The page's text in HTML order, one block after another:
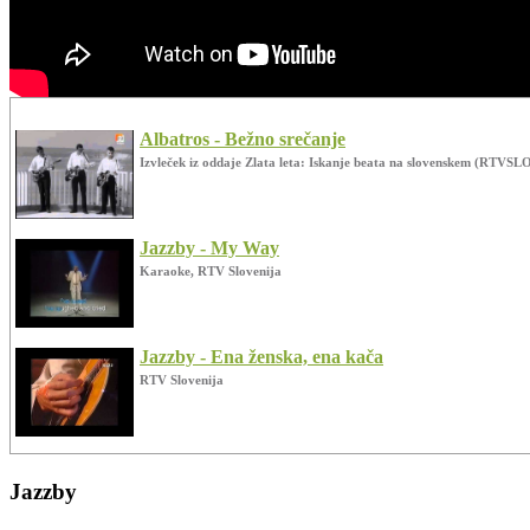
Albatros - Bežno srečanje
Izvleček iz oddaje Zlata leta: Iskanje beata na slovenskem
Jazzby - My Way
Karaoke, RTV Slovenija
Jazzby - Ena ženska, ena kača
RTV Slovenija
Jazzby